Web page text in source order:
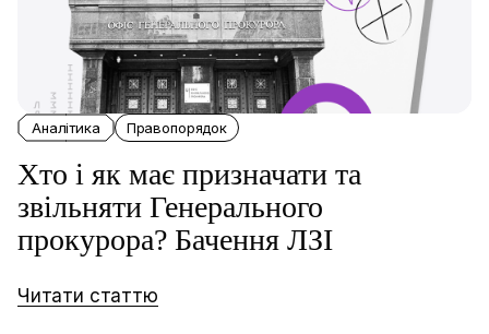
Аналітика Правопорядок
Хто і як має призначати та
звільняти Генерального
прокурора? Бачення ЛЗІ
Читати статтю